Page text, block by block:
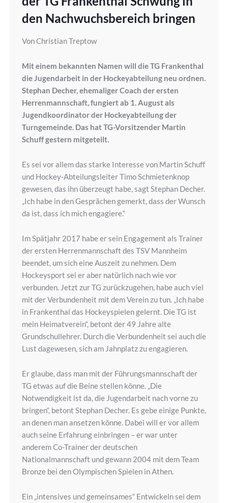
den Nachwuchsbereich bringen
Von Christian Treptow
Mit einem bekannten Namen will die TG Frankenthal
die Jugendarbeit in der Hockeyabteilung neu ordnen.
Stephan Decher, ehemaliger Coach der ersten
Herrenmannschaft, fungiert ab 1. August als
Jugendkoordinator der Hockeyabteilung der
Turngemeinde. Das hat TG-Vorsitzender Martin
Schuff gestern mitgeteilt.
Es sei vor allem das starke Interesse von Martin Schuff
und Hockey-Abteilungsleiter Timo Schmietenknop
gewesen, das ihn überzeugt habe, sagt Stephan Decher.
„Ich habe in den Gesprächen gemerkt, dass der Wunsch
da ist, dass ich mich engagiere.“
Im Spätjahr 2017 habe er sein Engagement als Trainer
der ersten Herrenmannschaft des TSV Mannheim
beendet, um sich eine Auszeit zu nehmen. Dem
Hockeysport sei er aber natürlich nach wie vor
verbunden. Jetzt zur TG zurückzugehen, habe auch viel
mit der Verbundenheit mit dem Verein zu tun. „Ich habe
in Frankenthal das Hockeyspielen gelernt. Die TG ist
mein Heimatverein“, betont der 49 Jahre alte
Grundschullehrer. Durch die Verbundenheit sei auch die
Lust dagewesen, sich am Jahnplatz zu engagieren.
Er glaube, dass man mit der Führungsmannschaft der
TG etwas auf die Beine stellen könne. „Die
Notwendigkeit ist da, die Jugendarbeit nach vorne zu
bringen“, betont Stephan Decher. Es gebe einige Punkte,
an denen man ansetzen könne. Dabei will er vor allem
auch seine Erfahrung einbringen – er war unter
anderem Co-Trainer der deutschen
Nationalmannschaft und gewann 2004 mit dem Team
Bronze bei den Olympischen Spielen in Athen.
Ein „intensives und gemeinsames“ Entwickeln sei dem